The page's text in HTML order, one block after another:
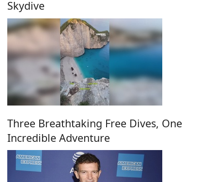
Skydive
Three Breathtaking Free Dives, One
Incredible Adventure